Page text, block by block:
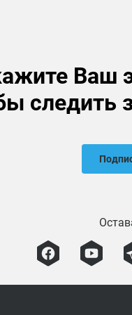
Ваш
следить